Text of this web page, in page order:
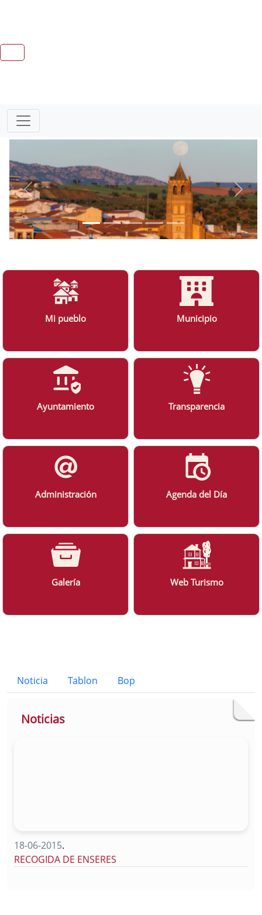
Mi pueblo Municipio
Ayuntamiento Transparencia
Administración Agenda del Día
Galería Web Turismo
Noticia Tablon Bop
Button
Noticias
18-06-2015.
RECOGIDA DE ENSERES